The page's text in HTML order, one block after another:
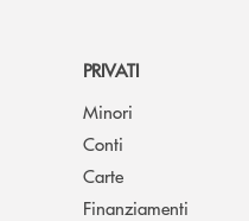
PRIVATI
Minori
Conti
Carte
Finanziamenti